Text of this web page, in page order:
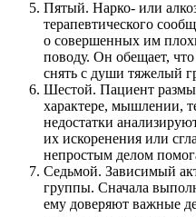
Пятый. Нарко- или
терапевтического
о совершенных им
поводу. Он обещает,
снять с души тяжелый
Шестой. Пациент
характере, мышлении,
недостатки
их искоренения или
непростым делом
Седьмой. Зависимый
группы. Сначала
ему доверяют важные